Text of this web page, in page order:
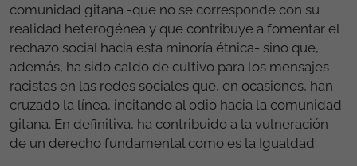
comunidad gitana -que no se corresponde con su
realidad heterogénea y que contribuye a fomentar el
rechazo social hacia esta minoría étnica- sino que,
además, ha sido caldo de cultivo para los mensajes
racistas en las redes sociales que, en ocasiones, han
cruzado la línea, incitando al odio hacia la comunidad
gitana. En definitiva, ha contribuido a la vulneración
de un derecho fundamental como es la Igualdad.